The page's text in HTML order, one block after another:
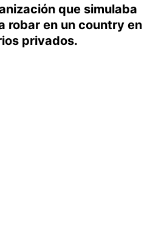
que simulaba
robar en un country en
privados.